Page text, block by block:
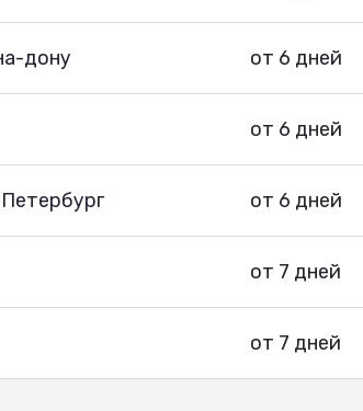
дону от 6 дней
от 6 дней
от 6 дней
от 7 дней
от 7 дней